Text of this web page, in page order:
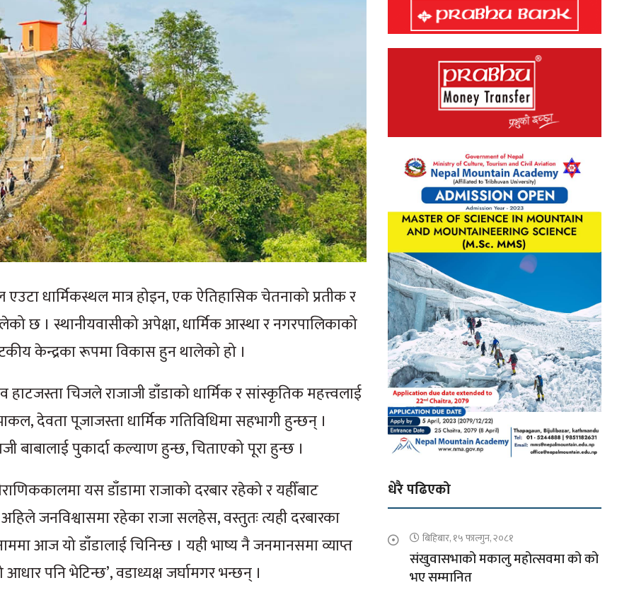
धार्मिकस्थल मात्र होइन, एक ऐतिहासिक चेतनाको प्रतीक र
छ । स्थानीयवासीको अपेक्षा, धार्मिक आस्था र नगरपालिकाको
केन्द्रका रूपमा विकास हुन थालेको हो ।
हाटजस्ता चिजले राजाजी डाँडाको धार्मिक र सांस्कृतिक महत्त्वलाई
देवता पूजाजस्ता धार्मिक गतिविधिमा सहभागी हुन्छन् ।
बाबालाई पुकार्दा कल्याण हुन्छ, चिताएको पूरा हुन्छ ।
यस डाँडामा राजाको दरबार रहेको र यहीँबाट
जनविश्वासमा रहेका राजा सलहेस, वस्तुतः त्यही दरबारका
आज यो डाँडालाई चिनिन्छ । यही भाष्य नै जनमानसमा व्याप्त
पनि भेटिन्छ’, वडाध्यक्ष जर्घामगर भन्छन् ।
धेरै पढिएको
बिहिबार, १५ फाल्गुन, २०८१
संखुवासभाको मकालु महोत्सवमा को को
भए सम्मानित